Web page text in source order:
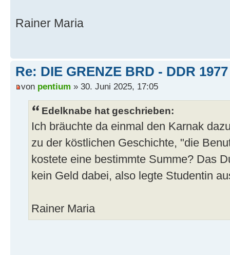
Rainer Maria
Re: DIE GRENZE BRD - DDR
von pentium » 30. Juni 2025, 17:05
Edelknabe hat geschrieben:
Ich bräuchte da einmal den Karnak
zu der köstlichen Geschichte, "die
kostete eine bestimmte Summe? Das
kein Geld dabei, also legte Studentin
Rainer Maria